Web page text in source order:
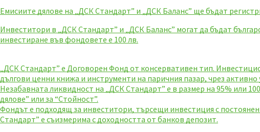
Емисиите дялове на „ДСК Стандарт” и „ДСК Баланс” ще бъдат
Инвеститори в „ДСК Стандарт” и „ДСК Баланс” могат да бъдат
инвестиране във фондовете е 100 лв.
„ДСК Стандарт” е Договорен Фонд от консервативен тип.
дългови ценни книжа и инструменти на паричния пазар, чрез
Незабавната ликвидност на „ДСК Стандарт” е в размер на 95% или
дялове” или за “Стойност”.
Фондът е подходящ за инвеститори, търсещи инвестиция с
Стандарт” е съизмерима с доходността от банков депозит.